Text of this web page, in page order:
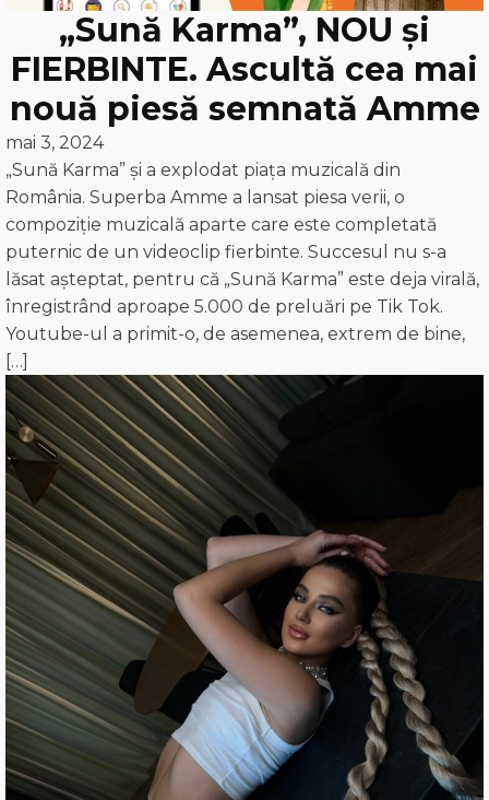
„Sună Karma”, NOU și
FIERBINTE. Ascultă cea mai
nouă piesă semnată Amme
mai 3, 2024
„Sună Karma” și a explodat piața muzicală din
România. Superba Amme a lansat piesa verii, o
compoziție muzicală aparte care este completată
puternic de un videoclip fierbinte. Succesul nu s-a
lăsat așteptat, pentru că „Sună Karma” este deja virală,
înregistrând aproape 5.000 de preluări pe Tik Tok.
Youtube-ul a primit-o, de asemenea, extrem de bine,
[…]